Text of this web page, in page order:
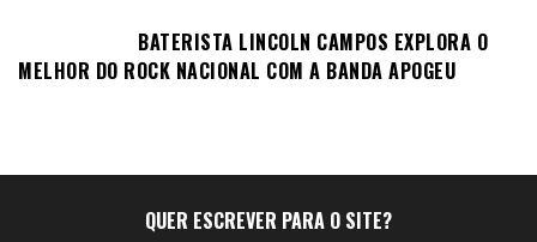
BATERISTA LINCOLN CAMPOS EXPLORA O
MELHOR DO ROCK NACIONAL COM A BANDA APOGEU
QUER ESCREVER PARA O SITE?